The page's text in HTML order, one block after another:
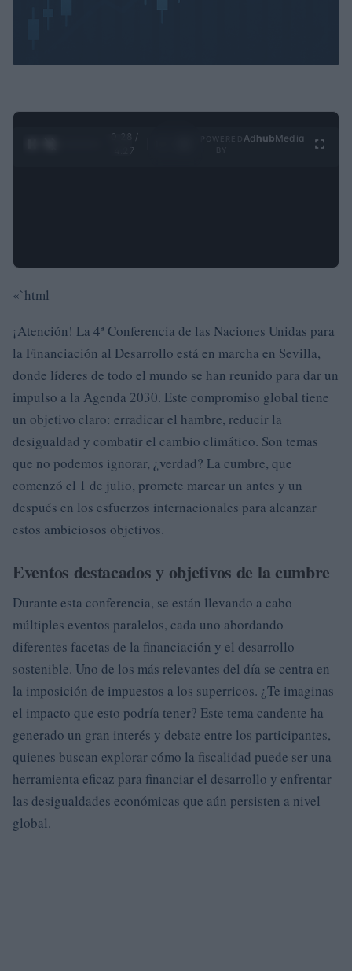
0:29 /
4:27
Ad hubMedia
«`html
¡Atención! La 4ª Conferencia de las Naciones Unidas para
la Financiación al Desarrollo está en marcha en Sevilla,
donde líderes de todo el mundo se han reunido para dar un
impulso a la Agenda 2030. Este compromiso global tiene
un objetivo claro: erradicar el hambre, reducir la
desigualdad y combatir el cambio climático. Son temas
que no podemos ignorar, ¿verdad? La cumbre, que
comenzó el 1 de julio, promete marcar un antes y un
después en los esfuerzos internacionales para alcanzar
estos ambiciosos objetivos.
Eventos destacados y objetivos de la cumbre
Durante esta conferencia, se están llevando a cabo
múltiples eventos paralelos, cada uno abordando
diferentes facetas de la financiación y el desarrollo
sostenible. Uno de los más relevantes del día se centra en
la imposición de impuestos a los superricos. ¿Te imaginas
el impacto que esto podría tener? Este tema candente ha
generado un gran interés y debate entre los participantes,
quienes buscan explorar cómo la fiscalidad puede ser una
herramienta eficaz para financiar el desarrollo y enfrentar
las desigualdades económicas que aún persisten a nivel
global.